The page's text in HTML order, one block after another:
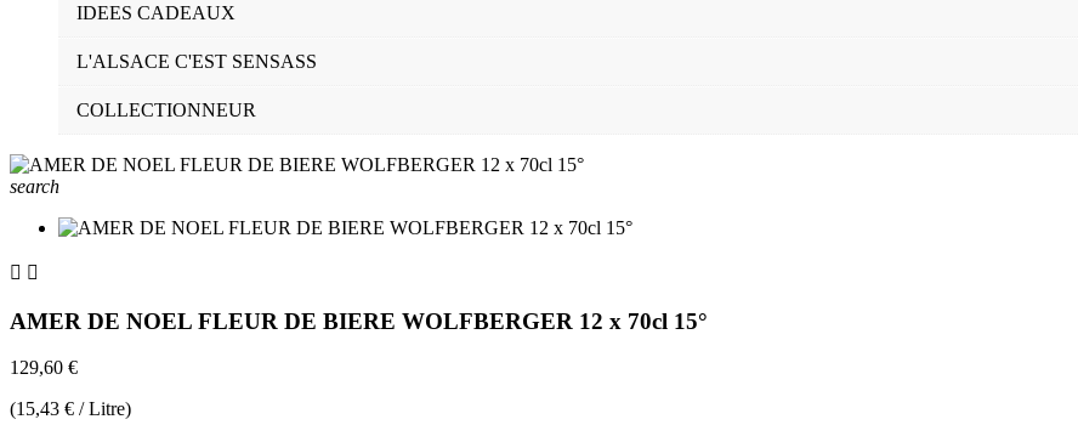
IDEES CADEAUX
L'ALSACE C'EST SENSASS
COLLECTIONNEUR
search
 
AMER DE NOEL FLEUR DE BIERE WOLFBERGER 12 x 70cl 15°
129,60 €
(15,43 € / Litre)